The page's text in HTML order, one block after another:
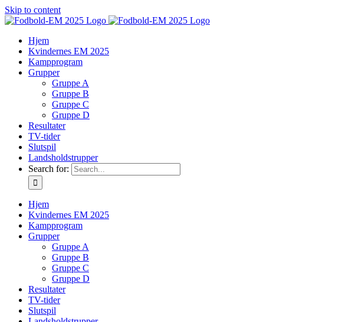
Skip to content
Hjem
Kvindernes EM 2025
Kampprogram
Grupper
Gruppe A
Gruppe B
Gruppe C
Gruppe D
Resultater
TV-tider
Slutspil
Landsholdstrupper
Search for:
Hjem
Kvindernes EM 2025
Kampprogram
Grupper
Gruppe A
Gruppe B
Gruppe C
Gruppe D
Resultater
TV-tider
Slutspil